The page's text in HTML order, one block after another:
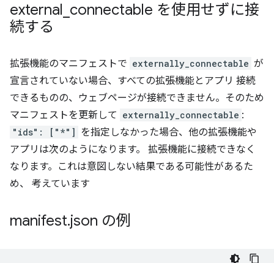
external connectable を使用せずに接
続する
拡張機能のマニフェストで externally_connectable が
宣言されていない場合、すべての拡張機能とアプリ 接続
できるものの、ウェブページが接続できません。そのため
マニフェストを更新して externally_connectable :
"ids": ["*"] を指定しなかった場合、他の拡張機能や
アプリは次のようになります。 拡張機能に接続できなく
なります。これは意図しない結果である可能性があるた
め、 考えています
manifest.json の例